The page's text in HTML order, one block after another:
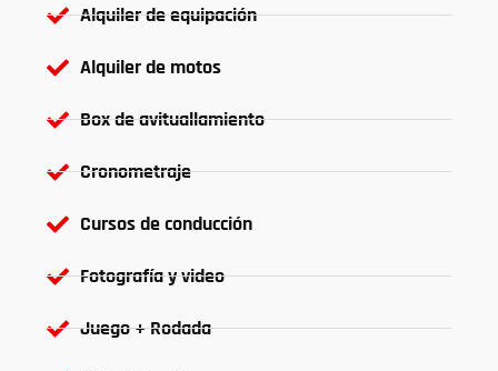
Alquiler de equipación
Alquiler de motos
Box de avituallamiento
Cronometraje
Cursos de conducción
Fotografía y video
Juego + Rodada